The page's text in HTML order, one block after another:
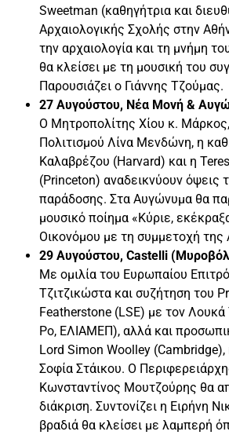
Sweetman (καθηγήτρια και
Αρχαιολογικής Σχολής στην
την αρχαιολογία και τη μνήμη
θα κλείσει με τη μουσική του
Παρουσιάζει ο Γιάννης Τζούμας.
27 Αυγούστου, Νέα Μονή &
Ο Μητροπολίτης Χίου κ.
Πολιτισμού Λίνα Μενδώνη, η
Καλαβρέζου (Harvard) και η
(Princeton) αναδεικνύουν όψεις
παράδοσης. Στα Αυγώνυμα θα
μουσικό ποίημα «Κύριε,
Οικονόμου με τη συμμετοχή της
29 Αυγούστου, Castelli
Με ομιλία του Ευρωπαίου
Τζιτζικώστα και συζήτηση του
Featherstone (LSE) με τον
Po, ΕΛΙΑΜΕΠ), αλλά και
Lord Simon Woolley (Cambridge),
Σοφία Στάικου. Ο
Κωνσταντίνος Μουτζούρης θα
διάκριση. Συντονίζει η Ειρήνη
βραδιά θα κλείσει με λαμπερή